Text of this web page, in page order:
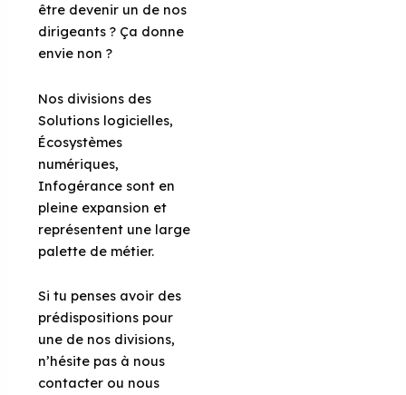
être devenir un de nos
dirigeants ? Ça donne
envie non ?
Nos divisions des
Solutions logicielles,
Écosystèmes
numériques,
Infogérance sont en
pleine expansion et
représentent une large
palette de métier.
Si tu penses avoir des
prédispositions pour
une de nos divisions,
n’hésite pas à nous
contacter ou nous